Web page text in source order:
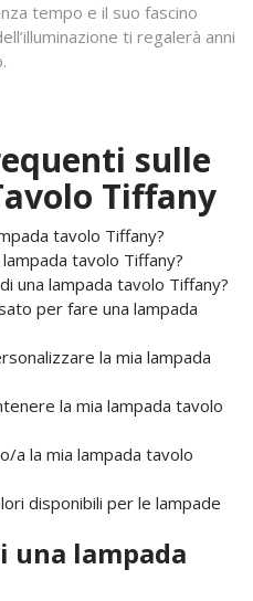
tempo e il suo fascino
ti regalerà anni
sulle
Tiffany
tavolo Tiffany?
tavolo Tiffany?
una lampada tavolo Tiffany?
per fare una lampada
la mia lampada
la mia lampada tavolo
a la mia lampada tavolo
disponibili per le lampade
una lampada